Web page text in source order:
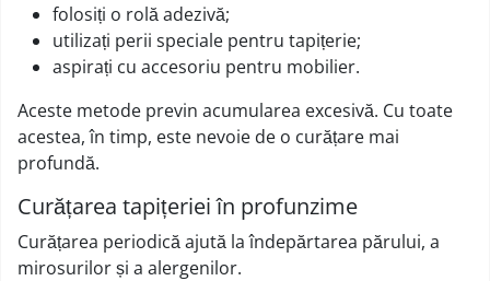
folosiți o rolă adezivă;
utilizați perii speciale pentru tapițerie;
aspirați cu accesoriu pentru mobilier.
Aceste metode previn acumularea excesivă. Cu toate
acestea, în timp, este nevoie de o curățare mai
profundă.
Curățarea tapițeriei în profunzime
Curățarea periodică ajută la îndepărtarea părului, a
mirosurilor și a alergenilor.